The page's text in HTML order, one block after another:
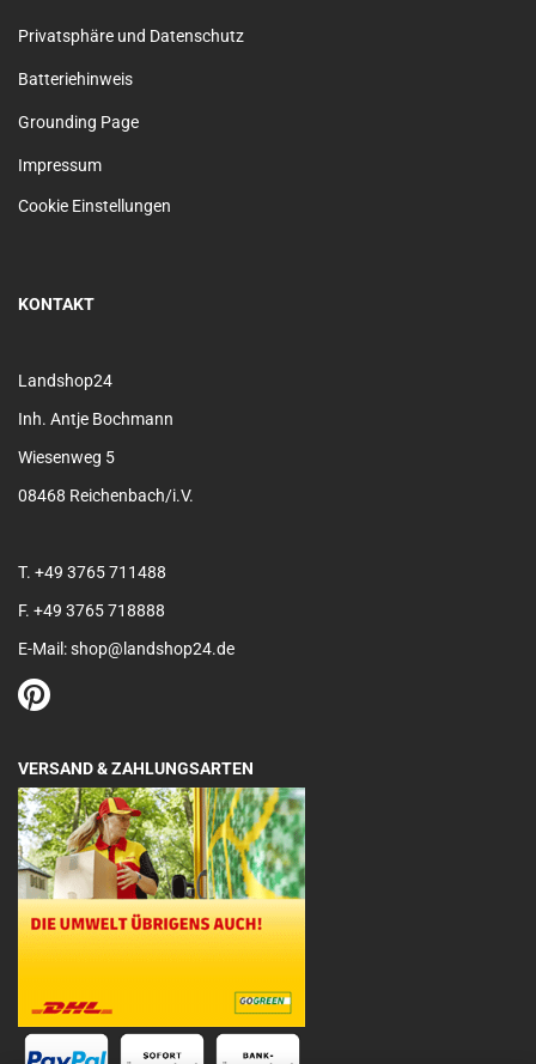
Privatsphäre und Datenschutz
Batteriehinweis
Grounding Page
Impressum
Cookie Einstellungen
KONTAKT
Landshop24
Inh. Antje Bochmann
Wiesenweg 5
08468 Reichenbach/i.V.
T. +49 3765 711488
F. +49 3765 718888
E-Mail: shop@landshop24.de
VERSAND & ZAHLUNGSARTEN